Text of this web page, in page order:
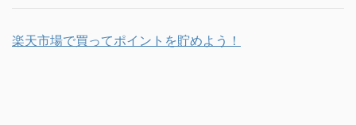
楽天市場で買ってポイントを貯めよう！